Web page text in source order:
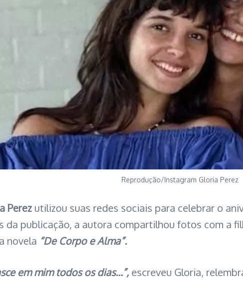
Reprodução/Instagram Gloria Perez
Perez utilizou suas redes sociais para celebrar o
da publicação, a autora compartilhou fotos com a
novela “De Corpo e Alma”.
em mim todos os dias…”, escreveu Gloria,